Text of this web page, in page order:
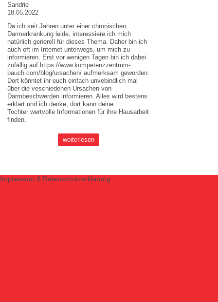
Sandrie
18.05.2022
Da ich seit Jahren unter einer chronischen
Darmerkrankung leide, interessiere ich mich
natürlich generell für dieses Thema. Daher bin ich
auch oft im Internet unterwegs, um mich zu
informieren. Erst vor wenigen Tagen bin ich dabei
zufällig auf https://www.kompetenzzentrum-
bauch.com/blog/ursachen/ aufmerksam geworden.
Dort könntet ihr euch einfach unvebindlich mal
über die veschiedenen Ursachen von
Darmbeschwerden informieren. Alles wird bestens
erklärt und ich denke, dort kann deine
Tochter wertvolle Informationen für ihre Hausarbeit
finden.
weiterlesen
Impressum & Datenschutzerklärung